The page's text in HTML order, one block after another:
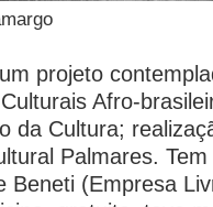
projeto
Afro-
da Cultura;
Palmares.
Beneti (Empresa